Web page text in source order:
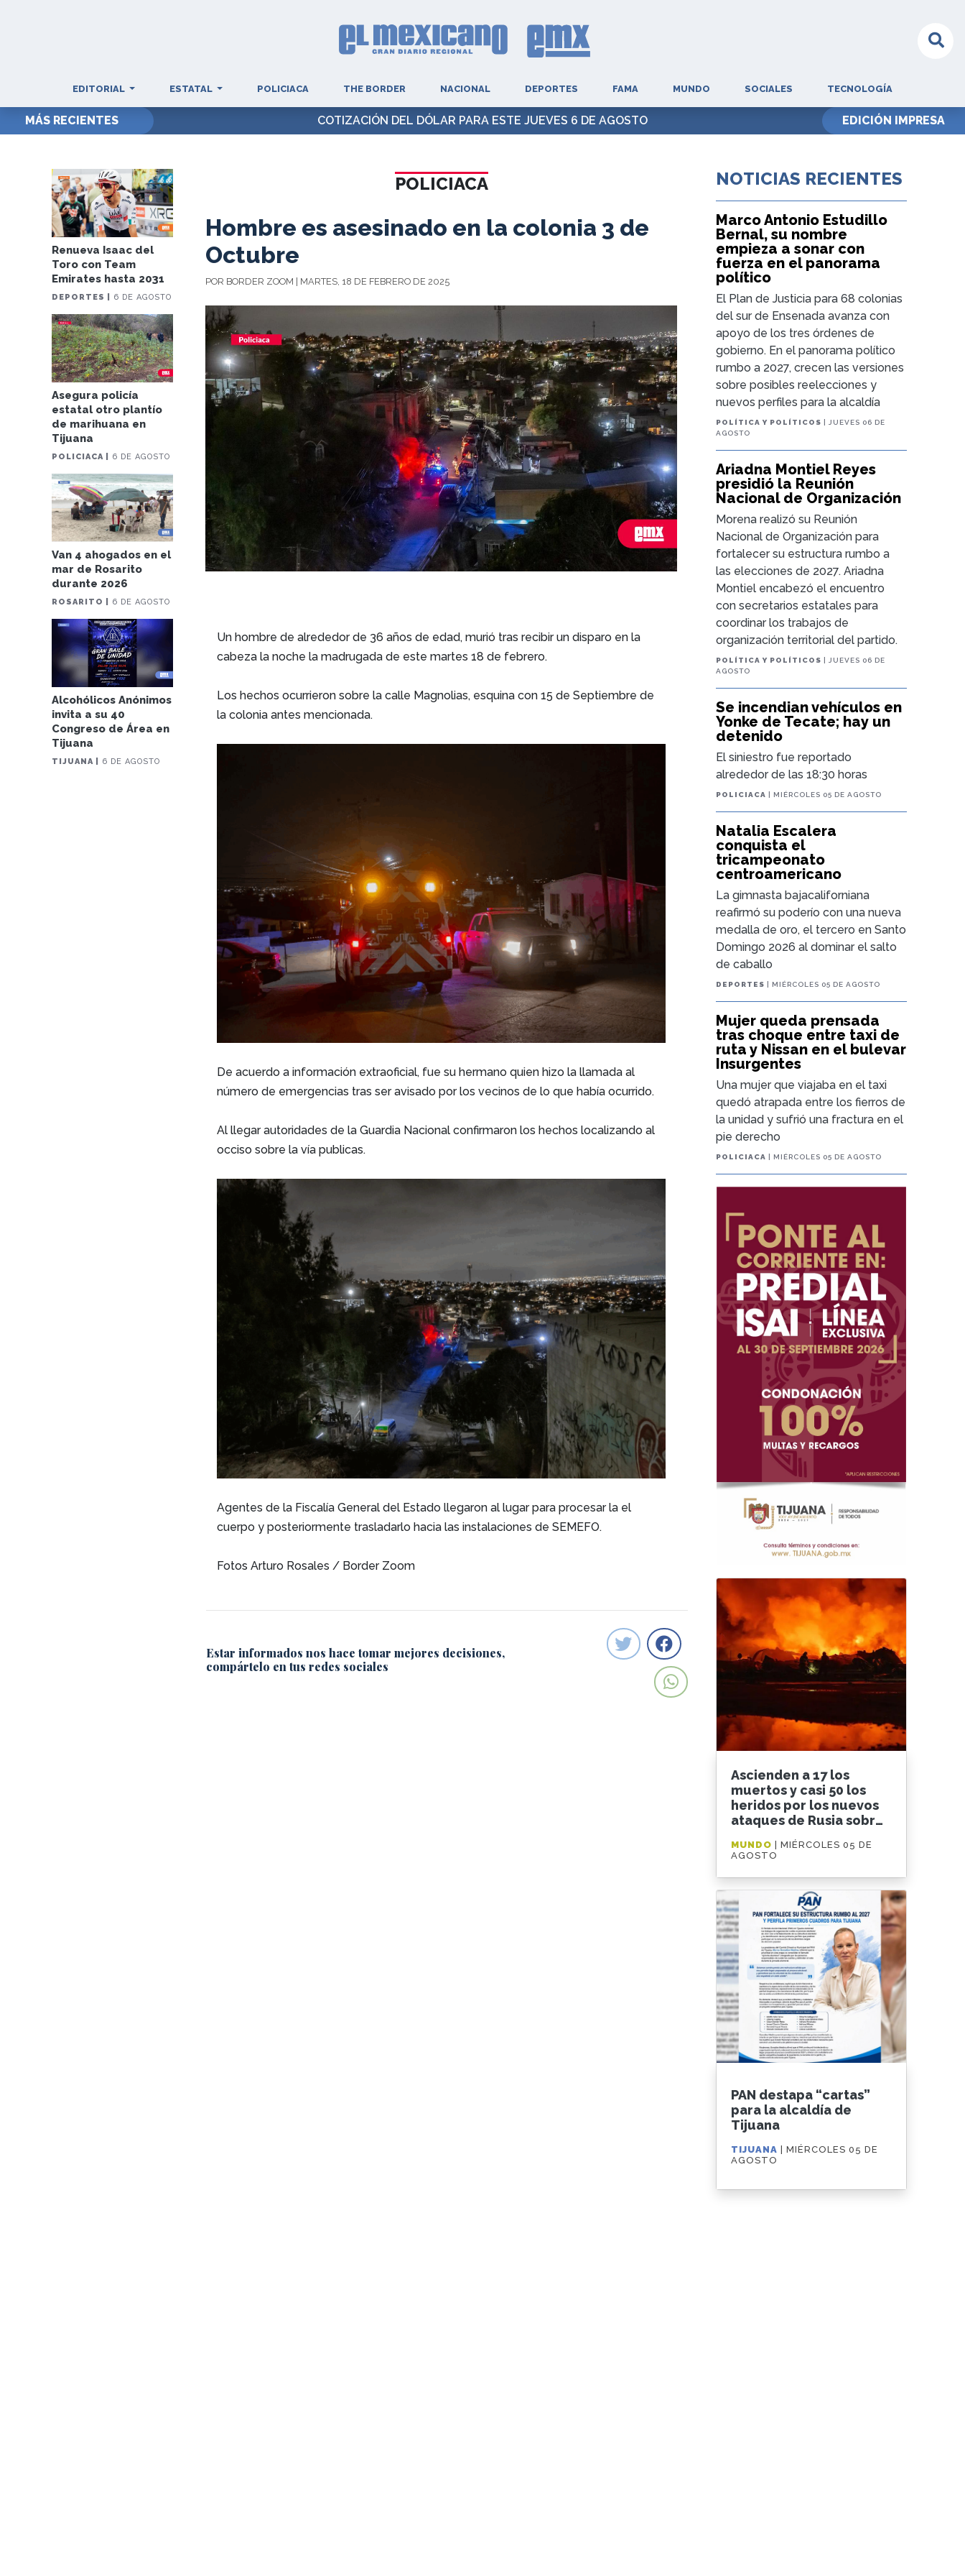
EDITORIAL ESTATAL POLICIACA THE BORDER NACIONAL DEPORTES FAMA MUNDO SOCIALES TECNOLOGÍA
MÁS RECIENTES COTIZACIÓN DEL DÓLAR PARA ESTE JUEVES 6 DE AGOSTO EDICIÓN IMPRESA
Renueva Isaac del
Toro con Team
Emirates hasta 2031
DEPORTES | 6 DE AGOSTO
Asegura policía
estatal otro plantío
de marihuana en
Tijuana
POLICIACA | 6 DE AGOSTO
Van 4 ahogados en el
mar de Rosarito
durante 2026
ROSARITO | 6 DE AGOSTO
Alcohólicos Anónimos
invita a su 40
Congreso de Área en
Tijuana
TIJUANA | 6 DE AGOSTO
POLICIACA
Hombre es asesinado en la colonia 3 de
Octubre
POR BORDER ZOOM | MARTES, 18 DE FEBRERO DE 2025
Un hombre de alrededor de 36 años de edad, murió tras recibir un disparo en la
cabeza la noche la madrugada de este martes 18 de febrero.
Los hechos ocurrieron sobre la calle Magnolias, esquina con 15 de Septiembre de
la colonia antes mencionada.
De acuerdo a información extraoficial, fue su hermano quien hizo la llamada al
número de emergencias tras ser avisado por los vecinos de lo que había ocurrido.
Al llegar autoridades de la Guardia Nacional confirmaron los hechos localizando al
occiso sobre la vía publicas.
Agentes de la Fiscalía General del Estado llegaron al lugar para procesar la el
cuerpo y posteriormente trasladarlo hacia las instalaciones de SEMEFO.
Fotos Arturo Rosales / Border Zoom
Estar informados nos hace tomar mejores decisiones,
compártelo en tus redes sociales
NOTICIAS RECIENTES
Marco Antonio Estudillo
Bernal, su nombre
empieza a sonar con
fuerza en el panorama
político
El Plan de Justicia para 68 colonias
del sur de Ensenada avanza con
apoyo de los tres órdenes de
gobierno. En el panorama político
rumbo a 2027, crecen las versiones
sobre posibles reelecciones y
nuevos perfiles para la alcaldía
POLÍTICA Y POLÍTICOS
| JUEVES 06 DE
AGOSTO
Ariadna Montiel Reyes
presidió la Reunión
Nacional de Organización
Morena realizó su Reunión
Nacional de Organización para
fortalecer su estructura rumbo a
las elecciones de 2027. Ariadna
Montiel encabezó el encuentro
con secretarios estatales para
coordinar los trabajos de
organización territorial del partido.
POLÍTICA Y POLÍTICOS
| JUEVES 06 DE
AGOSTO
Se incendian vehículos en
Yonke de Tecate; hay un
detenido
El siniestro fue reportado
alrededor de las 18:30 horas
POLICIACA | MIÉRCOLES 05 DE AGOSTO
Natalia Escalera
conquista el
tricampeonato
centroamericano
La gimnasta bajacaliforniana
reafirmó su poderío con una nueva
medalla de oro, el tercero en Santo
Domingo 2026 al dominar el salto
de caballo
DEPORTES | MIÉRCOLES 05 DE AGOSTO
Mujer queda prensada
tras choque entre taxi de
ruta y Nissan en el bulevar
Insurgentes
Una mujer que viajaba en el taxi
quedó atrapada entre los fierros de
la unidad y sufrió una fractura en el
pie derecho
POLICIACA | MIÉRCOLES 05 DE AGOSTO
Ascienden a 17 los
muertos y casi 50 los
heridos por los nuevos
ataques de Rusia sobre
MUNDO
| MIÉRCOLES 05 DE
AGOSTO
PAN destapa “cartas”
para la alcaldía de
Tijuana
TIJUANA| MIÉRCOLES 05 DE
AGOSTO